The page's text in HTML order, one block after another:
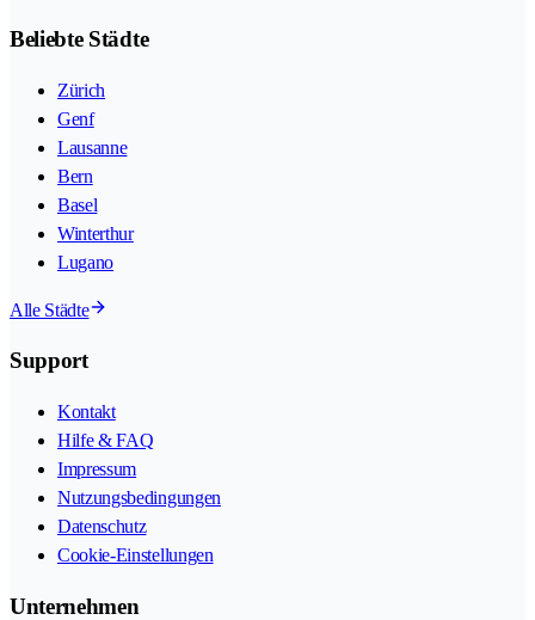
Beliebte Städte
Zürich
Genf
Lausanne
Bern
Basel
Winterthur
Lugano
Alle Städte
Support
Kontakt
Hilfe & FAQ
Impressum
Nutzungsbedingungen
Datenschutz
Cookie-Einstellungen
Unternehmen